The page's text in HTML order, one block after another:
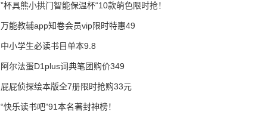
”杯具熊小拱门智能保温杯“10款萌色限时抢！
万能教辅app知卷会员vip限时特惠49
中小学生必读书目单本9.8
阿尔法蛋D1plus词典笔团购价349
屁屁侦探绘本版全7册限时抢购33元
“快乐读书吧”91本名著封神榜！